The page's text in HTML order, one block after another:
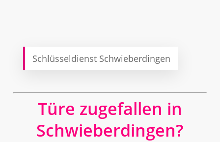
Schlüsseldienst Schwieberdingen
Türe zugefallen in
Schwieberdingen?